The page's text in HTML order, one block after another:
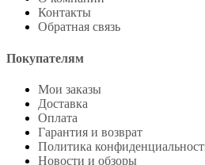
Контакты
Обратная связь
Покупателям
Мои заказы
Доставка
Оплата
Гарантия и возврат
Политика
Новости и обзоры